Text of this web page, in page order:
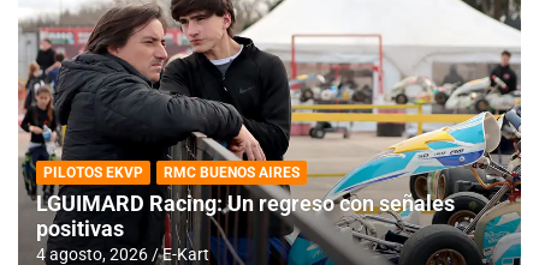
PILOTOS EKVP RMC BUENOS AIRES
LGUIMARD Racing: Un regreso con señales
positivas
4 agosto, 2026 E-Kart